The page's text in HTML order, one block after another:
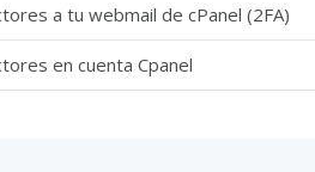
a tu webmail de cPanel (2FA)
en cuenta Cpanel